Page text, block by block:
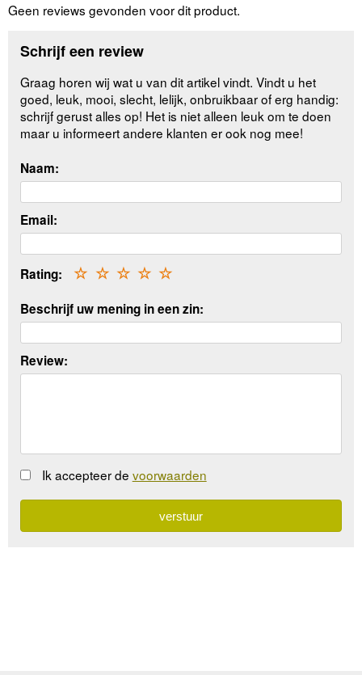
Geen reviews gevonden voor dit product.
Schrijf een review
Graag horen wij wat u van dit artikel vindt. Vindt u het
goed, leuk, mooi, slecht, lelijk, onbruikbaar of erg handig:
schrijf gerust alles op! Het is niet alleen leuk om te doen
maar u informeert andere klanten er ook nog mee!
Naam:
Email:
Rating: ☆
☆
☆
☆
☆
Beschrijf uw mening in een zin:
Review:
Ik accepteer de voorwaarden